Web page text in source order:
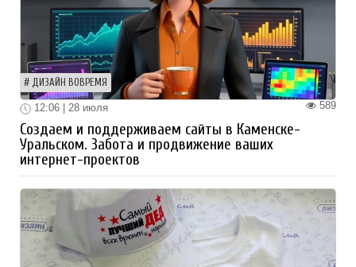
ДИЗАЙН ВОВРЕМЯ
589
12:06 | 28 июля
Создаем и поддерживаем сайты в Каменске-
Уральском. Забота и продвижение ваших
интернет-проектов